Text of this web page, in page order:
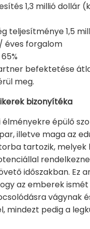
1,3 millió dollár
teljesítménye 1,5
éves forgalom
befektetése
meg.
bizonyítéka
épülő
illetve maga az
tartozik, melyek
időszakban. Ez
az emberek
vágynak
mindezt pedig a